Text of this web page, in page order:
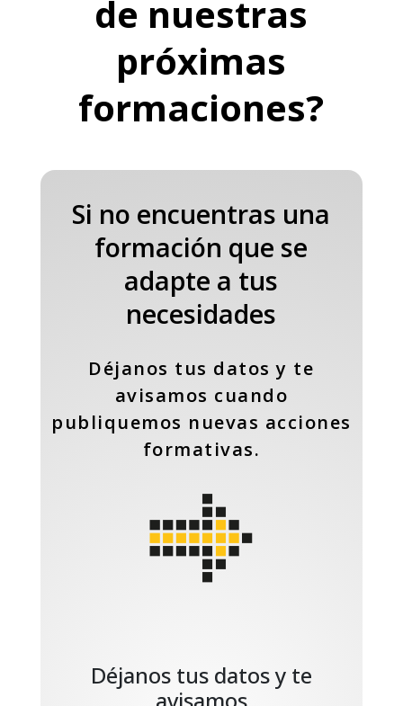
de nuestras
próximas
formaciones?
Si no encuentras una
formación que se
adapte a tus
necesidades
Déjanos tus datos y te
avisamos cuando
publiquemos nuevas acciones
formativas.